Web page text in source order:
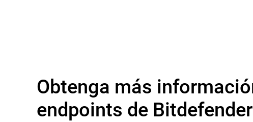
Obtenga más
endpoints de